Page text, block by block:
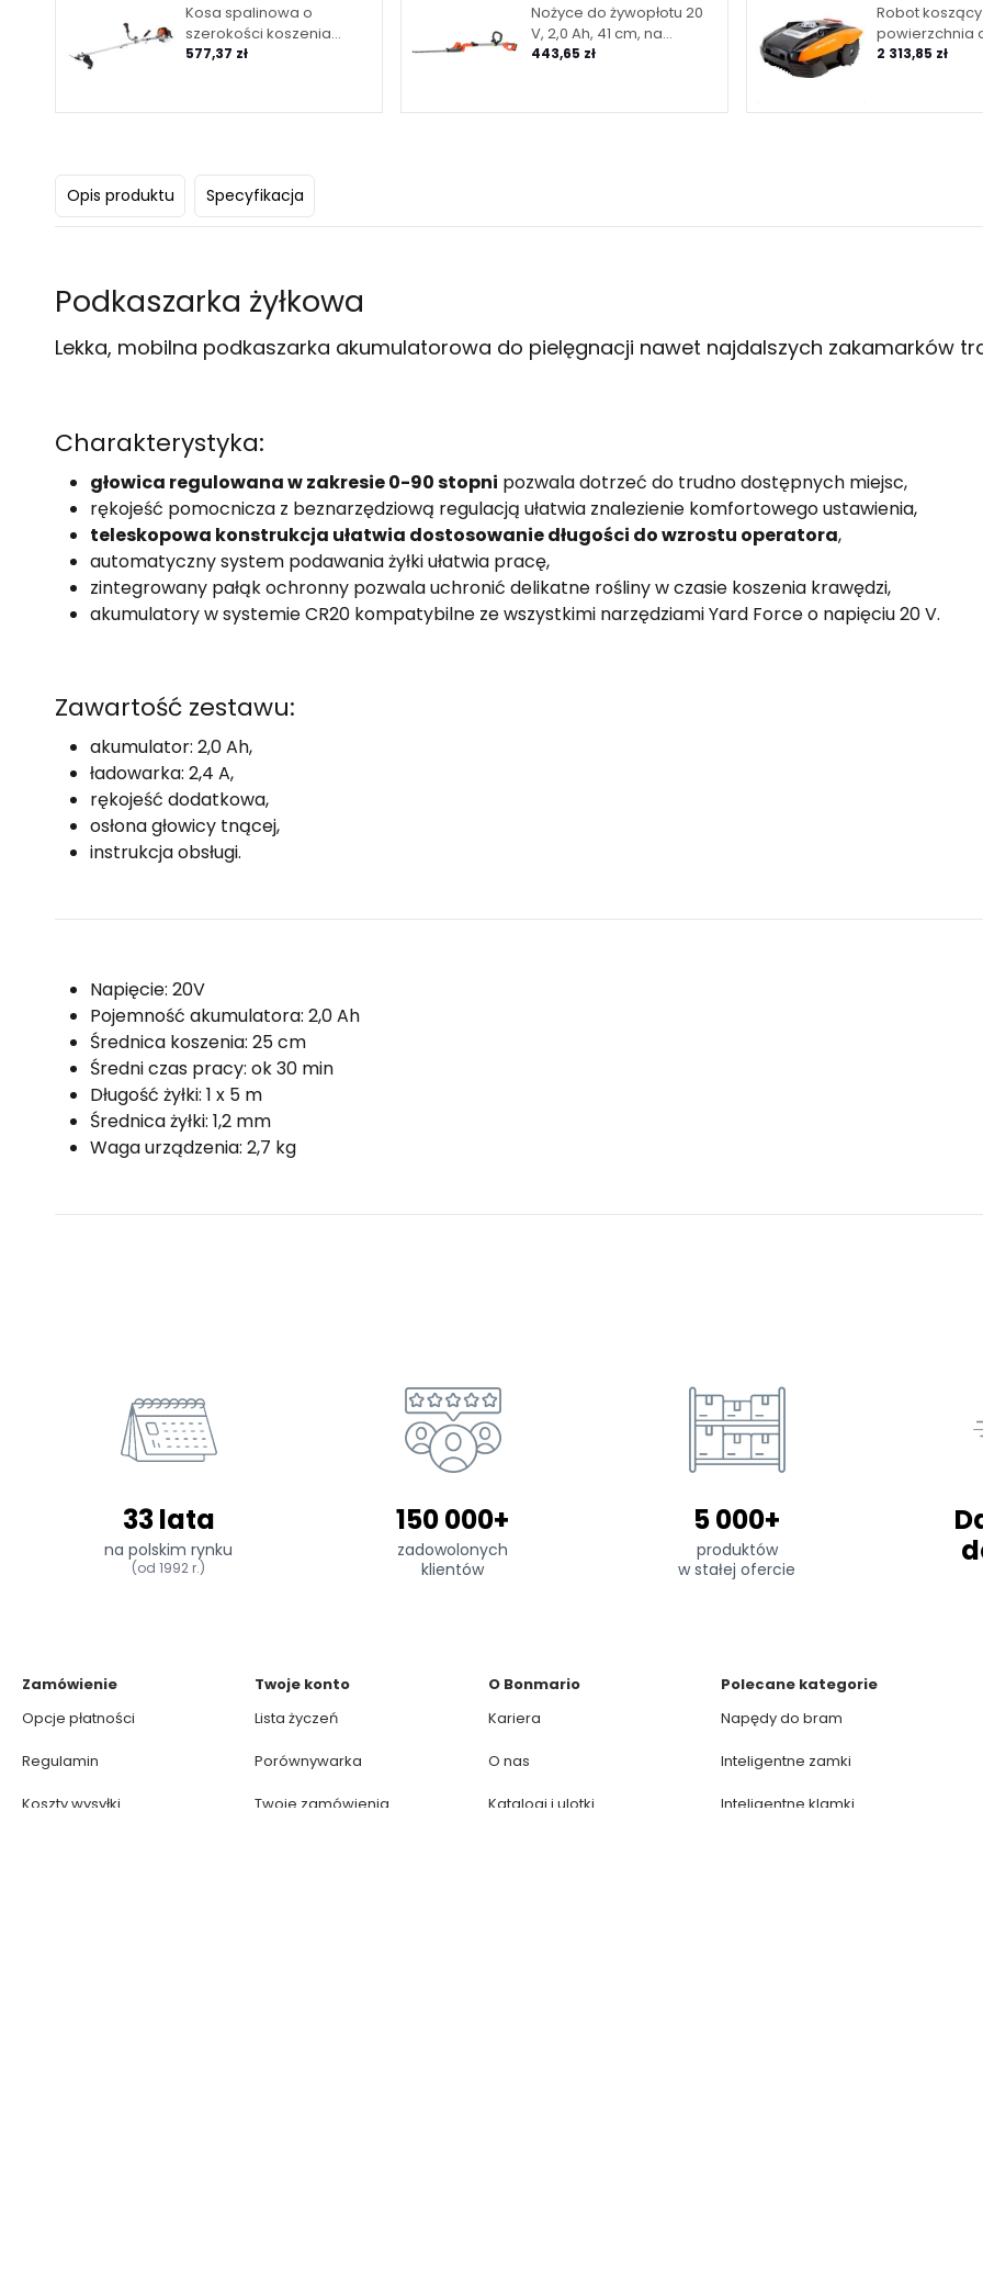
Kosa spalinowa o
szerokości koszenia
255/420 mm, moc 1,9 KM
577,37 zł
Nożyce do żywopłotu 20
V, 2,0 Ah, 41 cm, na
wysięgniku
443,65 zł
Robot
powierzchnia
ultrasonic, wifi,
2 313,85 zł
Opis produktu Specyfikacja
Podkaszarka żyłkowa
Lekka, mobilna podkaszarka akumulatorowa do pielęgnacji nawet najdalszych zakamarków
Charakterystyka:
głowica regulowana w zakresie 0-90 stopni pozwala dotrzeć do trudno dostępnych miejsc,
rękojeść pomocnicza z beznarzędziową regulacją ułatwia znalezienie komfortowego ustawienia,
teleskopowa konstrukcja ułatwia dostosowanie długości do wzrostu operatora,
automatyczny system podawania żyłki ułatwia pracę,
zintegrowany pałąk ochronny pozwala uchronić delikatne rośliny w czasie koszenia krawędzi,
akumulatory w systemie CR20 kompatybilne ze wszystkimi narzędziami Yard Force o napięciu 20 V.
Zawartość zestawu:
akumulator: 2,0 Ah,
ładowarka: 2,4 A,
rękojeść dodatkowa,
osłona głowicy tnącej,
instrukcja obsługi.
Napięcie: 20V
Pojemność akumulatora: 2,0 Ah
Średnica koszenia: 25 cm
Średni czas pracy: ok 30 min
Długość żyłki: 1 x 5 m
Średnica żyłki: 1,2 mm
Waga urządzenia: 2,7 kg
33 lata
na polskim rynku
(od 1992 r.)
150 000+
zadowolonych
klientów
5 000+
produktów
w stałej ofercie
Zamówienie
Opcje płatności
Regulamin
Koszty wysyłki
Twoje konto
Lista życzeń
Porównywarka
Twoje zamówienia
O Bonmario
Kariera
O nas
Katalogi i ulotki
Polecane kategorie
Napędy do bram
Inteligentne zamki
Inteligentne klamki